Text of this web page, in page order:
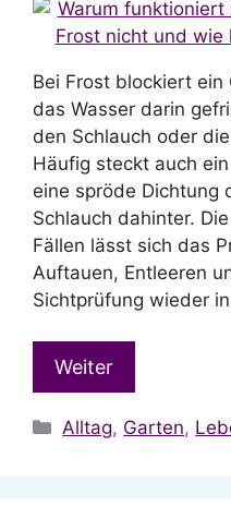
Bei Frost blockiert
das Wasser darin
den Schlauch oder
Häufig steckt auch
eine spröde Dichtung
Schlauch dahinter.
Fällen lässt sich das
Auftauen, Entleeren
Sichtprüfung wieder
Weiter
Kategorien
Alltag, Garten,